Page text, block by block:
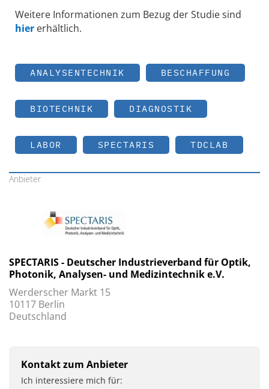
Weitere Informationen zum Bezug der Studie sind
hier erhältlich.
ANALYSENTECHNIK BESCHAFFUNG
BIOTECHNIK DIAGNOSTIK
LABOR SPECTARIS TDCLAB
Anbieter
SPECTARIS - Deutscher Industrieverband für Optik,
Photonik, Analysen- und Medizintechnik e.V.
Werderscher Markt 15
10117 Berlin
Deutschland
Kontakt zum Anbieter
Ich interessiere mich für: